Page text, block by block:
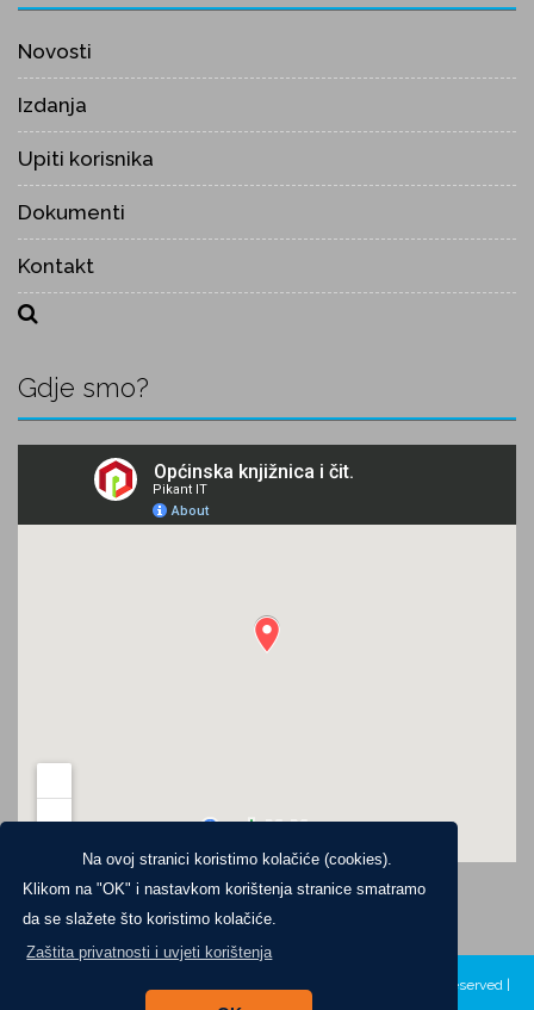
Na ovoj stranici koristimo kolačiće (cookies).
Klikom na "OK" i nastavkom korištenja stranice smatramo
da se slažete što koristimo kolačiće.
Zaštita privatnosti i uvjeti korištenja
Novosti
Izdanja
Upiti korisnika
Dokumenti
Kontakt
Gdje smo?
Copyright ©2024. Općinska knjižnica i čitaonica Jelsa, All Rights Reserved |